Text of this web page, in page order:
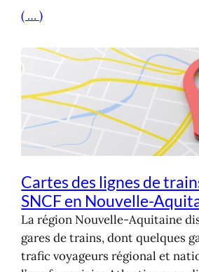
( … )
Cartes des lignes de
SNCF en Nouvelle-
La région Nouvelle-Aquitaine
gares de trains, dont quelques
trafic voyageurs régional et